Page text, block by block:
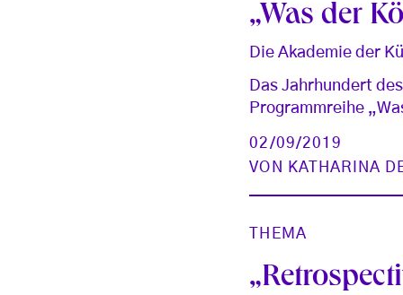
„Was der
Die Akademie der
Das Jahrhundert
Programmreihe
02/09/2019
VON
KATHARINA
THEMA